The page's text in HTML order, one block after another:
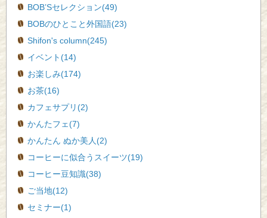
BOB’Sセレクション(49)
BOBのひとこと外国語(23)
Shifon's column(245)
イベント(14)
お楽しみ(174)
お茶(16)
カフェサプリ(2)
かんたフェ(7)
かんたん ぬか美人(2)
コーヒーに似合うスイーツ(19)
コーヒー豆知識(38)
ご当地(12)
セミナー(1)